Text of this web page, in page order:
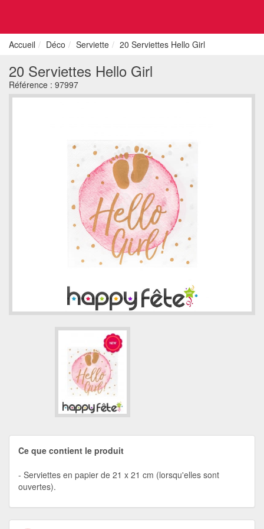
Accueil Déco Serviette 20 Serviettes Hello Girl
20 Serviettes Hello Girl
Référence : 97997
Ce que contient le produit
Serviettes en papier de 21 x 21 cm (lorsqu'elles sont
ouvertes).